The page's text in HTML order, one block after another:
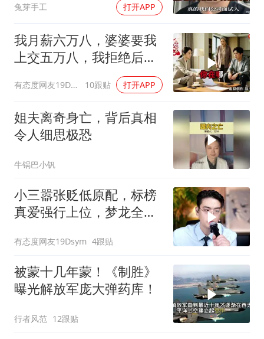
兔芽手工 打开APP
我月薪六万八，婆婆要我
上交五万八，我拒绝后她
换了门锁，12天后我决意
离婚
有态度网友19Dsym 10跟贴 打开APP
姐夫离奇身亡，背后真相
令人细思极恐
牛锅巴小钒
小三嚣张贬低原配，标榜
真爱强行上位，梦龙全程
有态度网友19Dsym 4跟贴
被蒙十几年蒙！《制胜》
曝光解放军庞大弹药库！
行者风范 12跟贴